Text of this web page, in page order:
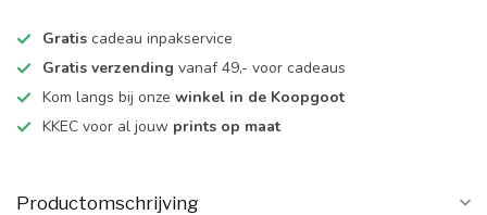
Gratis cadeau inpakservice
Gratis verzending vanaf 49,- voor cadeaus
Kom langs bij onze winkel in de Koopgoot
KKEC voor al jouw prints op maat
Productomschrijving